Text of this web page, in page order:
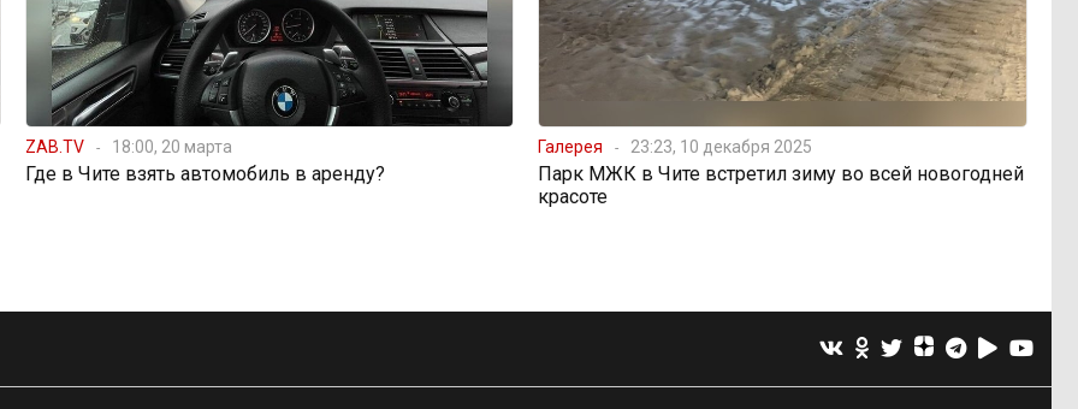
ZAB.TV 18:00, 20 марта
Где в Чите взять автомобиль в аренду?
Галерея 23:23, 10 декабря 2025
Парк МЖК в Чите встретил зиму во всей новогодней
красоте